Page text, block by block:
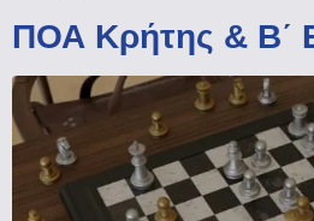
ΠΟΑ Κρήτης & Β΄